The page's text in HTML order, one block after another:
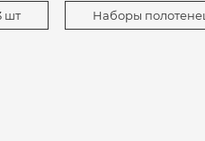
шт Наборы